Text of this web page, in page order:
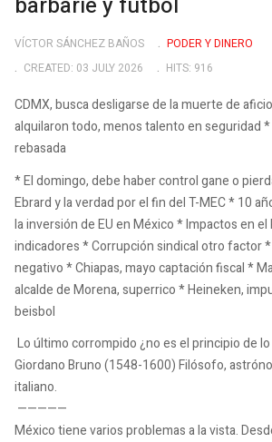
VÍCTOR SÁNCHEZ BAÑOS
PODER Y DINERO
CREATED: 03 JULY 2026
HITS: 916
CDMX, busca desligarse de la muerte de
alquilaron todo, menos talento en seguridad
rebasada
* El domingo, debe haber control gane o
Ebrard y la verdad por el fin del T-MEC * 10
la inversión de EU en México * Impactos en el
indicadores * Corrupción sindical otro factor
negativo * Chiapas, mayo captación fiscal *
alcalde de Morena, superrico * Heineken,
beisbol
Lo último corrompido ¿no es el principio de
Giordano Bruno (1548-1600) Filósofo,
italiano.
—————
México tiene varios problemas a la vista.